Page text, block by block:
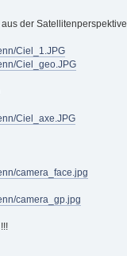
der Satellitenperspektive
Ciel_1.JPG
Ciel_geo.JPG
Ciel_axe.JPG
camera_face.jpg
camera_gp.jpg